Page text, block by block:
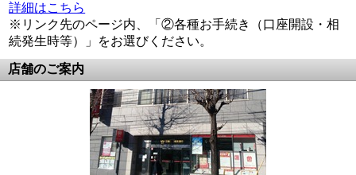
詳細はこちら
※リンク先のページ内、「②各種お手続き（口座開設・相
続発生時等）」をお選びください。
店舗のご案内